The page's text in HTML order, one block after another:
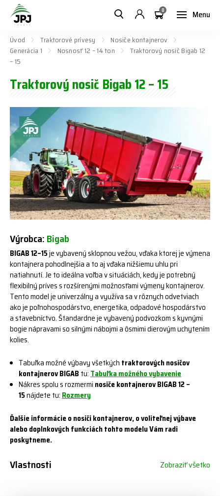
Menu
0
Úvod Traktorové prívesy
Nosiče kontajnerov
Generácia 1
Nosnosť 12 – 14 ton
Traktorový nosič Bigab 12
– 15
Traktorový nosič Bigab 12 – 15
Výrobca:Bigab
BIGAB 12–15je vybavený sklopnou vežou, vďaka ktorej je výmena
kontajnera pohodlnejšia a to aj vďaka nižšiemu uhlu pri
natiahnutí. Je to ideálna voľba v situáciách, kedy je potrebný
flexibilný príves s rozšírenými možnosťami výmeny kontajnerov.
Tento model je univerzálny a využíva sa v rôznych odvetviach
ako je poľnohospodárstvo, energetika, odpadové hospodárstvo
a stavebníctvo. Štandardne je vybavený podvozkom s kyvnými
bogie nápravami so silnými nábojmi a ôsmimi dierovým uchytením
kolies.
Tabuľka možné výbavy všetkých traktorových nosičov
kontajnerov BIGAB tu:Tabuľka možného vybavenie
Nákres spolu s rozmermi nosiče kontajnerov BIGAB 12 –
15nájdete tu:Rozmery
Ďalšie informácie o nosiči kontajnerov, o voliteľnej výbave
alebo doplnkových funkciách tohto modelu Vám radi
poskytneme.
Vlastnosti Zobraziť všetko